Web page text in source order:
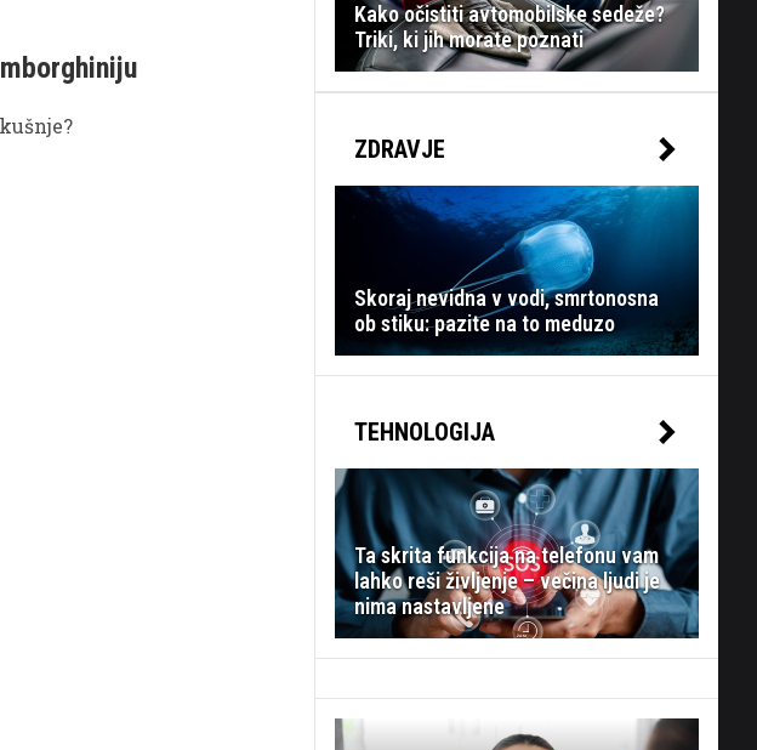
Kako očistiti avtomobilske sedeže?
Triki, ki jih morate poznati
ZDRAVJE
Skoraj nevidna v vodi, smrtonosna
ob stiku: pazite na to meduzo
TEHNOLOGIJA
Ta skrita funkcija na telefonu vam
lahko reši življenje – večina ljudi je
nima nastavljene